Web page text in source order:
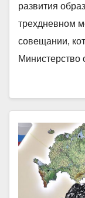
развития
трехдневном
совещании,
Министерство